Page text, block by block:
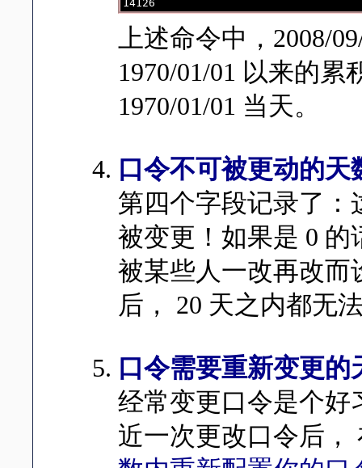
上述命令中，2008/
1970/01/01 以来的
1970/01/01 当天。
口令不可被更动的天
第四个字段记录了：
被变更！如果是 0
被某些人一改再改而
后， 20 天之内都无
口令需要重新变更的
经常变更口令是个好
近一次更改口令后，